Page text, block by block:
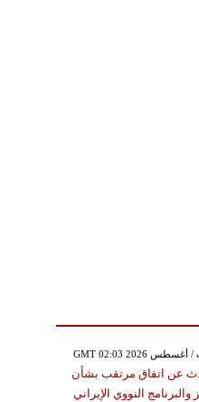
عن اتفاق مرتقب بشأن
النووي الإيراني